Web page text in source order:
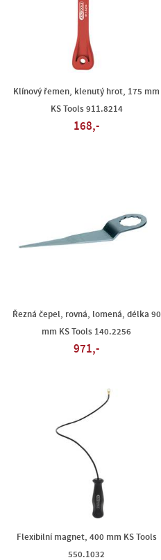
Klínový řemen, klenutý hrot, 175 mm
KS Tools 911.8214
168,-
Řezná čepel, rovná, lomená, délka 90
mm KS Tools 140.2256
971,-
Flexibilní magnet, 400 mm KS Tools
550.1032